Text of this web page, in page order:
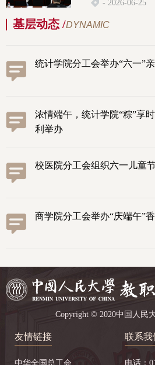
- 2026-06-25
基层动态 /DYNAMIC
统计学院分工会举办“六一”
浓情端午，统计学院“粽”享
利举办
校医院分工会组织六一儿童
商学院分工会举办“庆端午”
Copyright © 2020中国人民
友情链接
中华全国总工会
联系我
电话：